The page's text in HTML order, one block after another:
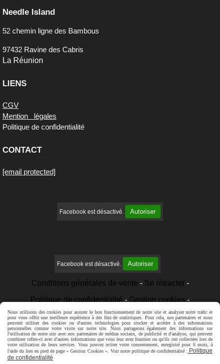
Needle Island
52 chemin ligne des Bambous
97432 Ravine des Cabris
La Réunion
LIENS
CGV
Mention
légales
Politique de confidentialité
CONTACT
[email protected]
Facebook est désactivé. Autoriser
Facebook est désactivé. Autoriser
Conditions générales de vente
Se rétracter
Politique de confidentialité
Gestion cookies
Mon Compte
Créer un site internet
Nous utilisons des cookies pour assurer le bon fonctionnement de notre site et analyser notre trafic et
pour vous offrir une meilleure expérience à des fins de statistiques. Pour cela, nos partenaires et nous
peuvent utiliser des cookies ou d'autres technologies pour stocker et accéder à des informations
personnelles comme votre visite sur notre site. Nous partageons également des informations sur
l'utilisation de notre site avec nos partenaires de médias sociaux, de publicité et d'analyse, qui peuvent
combiner celles-ci avec d'autres informations que vous leur avez fournies ou qu'ils ont collectées lors de
votre utilisation de leurs services. Vous pouvez retirer votre consentement, enregistré pour 6 mois, à
l'aide du lien en pied de page « Gestion Cookies ». Voir notre politique de confidentialité : Politique
de confidentialité